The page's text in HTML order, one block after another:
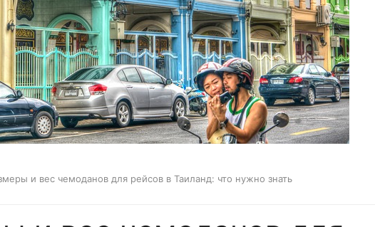
и вес чемоданов для рейсов в Таиланд: что нужно знать